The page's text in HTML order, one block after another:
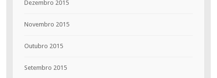
Dezembro 2015
Novembro 2015
Outubro 2015
Setembro 2015